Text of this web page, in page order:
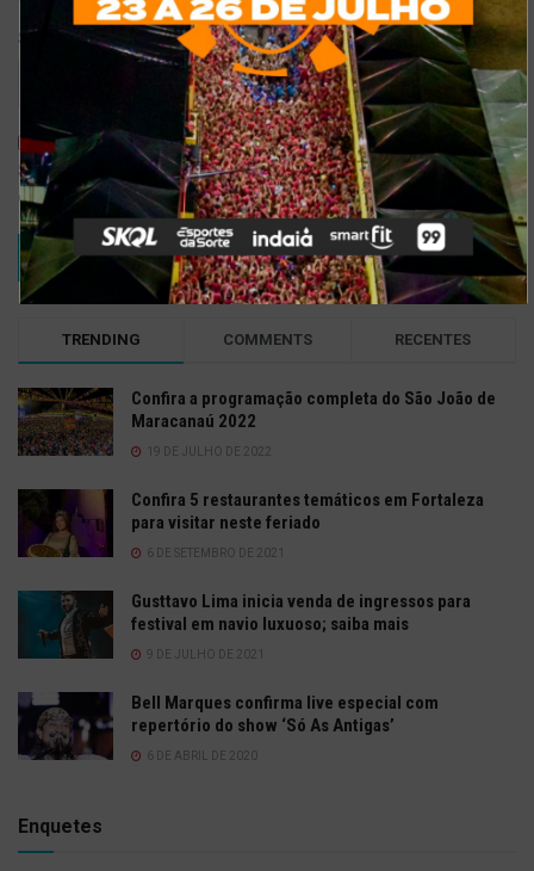
Site
Salvar meus dados neste navegador para a próxima vez que eu
comentar.
TRENDING COMMENTS RECENTES
Confira a programação completa do São João de
Maracanaú 2022
19 DE JULHO DE 2022
Confira 5 restaurantes temáticos em Fortaleza
para visitar neste feriado
6 DE SETEMBRO DE 2021
Gusttavo Lima inicia venda de ingressos para
festival em navio luxuoso; saiba mais
9 DE JULHO DE 2021
Bell Marques confirma live especial com
repertório do show ‘Só As Antigas’
6 DE ABRIL DE 2020
Enquetes